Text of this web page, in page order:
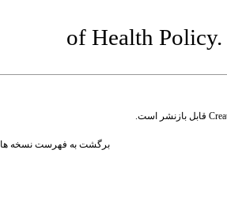
of Health
قابل بازنشر است.
برگشت به فهرست نسخه ها